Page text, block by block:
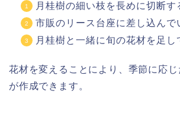
月桂樹の細い枝を長めに切断す
市販のリース台座に差し込んで
月桂樹と一緒に旬の花材を足し
花材を変えることにより、季節に応じ
が作成できます。